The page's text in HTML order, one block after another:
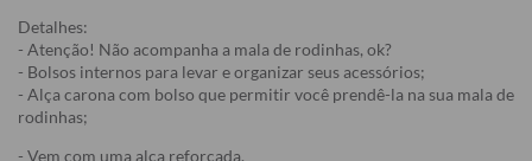
Detalhes:
- Atenção! Não acompanha a mala de rodinhas, ok?
- Bolsos internos para levar e organizar seus acessórios;
- Alça carona com bolso que permitir você prendê-la na sua mala de
rodinhas;
- Vem com uma alça reforçada.